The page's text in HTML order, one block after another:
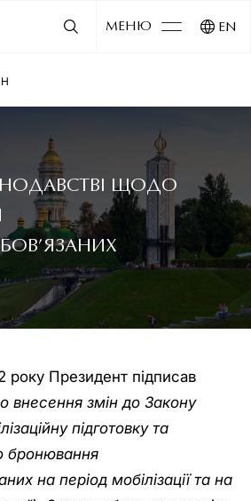
МЕНЮ EN
ЩОДО
року Президент підписав
внесення змін до Закону
підготовку та
бронювання
на період мобілізації та на